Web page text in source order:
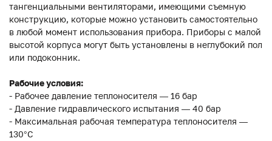
тангенциальными вентиляторами, имеющими съемную
конструкцию, которые можно установить самостоятельно
в любой момент использования прибора. Приборы с малой
высотой корпуса могут быть установлены в неглубокий пол
или подоконник.
Рабочие условия:
- Рабочее давление теплоносителя — 16 бар
- Давление гидравлического испытания — 40 бар
- Максимальная рабочая температура теплоносителя —
130°С